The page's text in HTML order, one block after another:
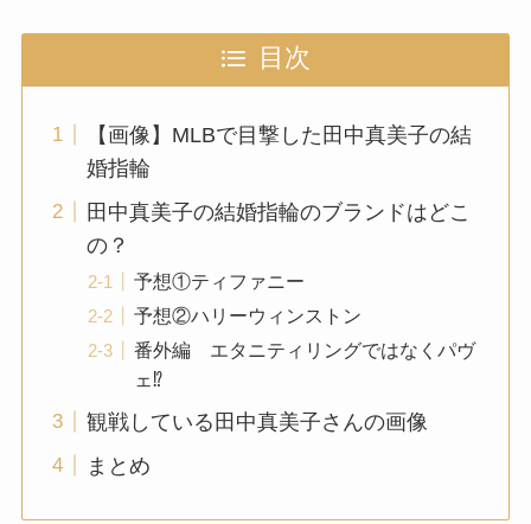
目次
【画像】MLBで目撃した田中真美子の結
婚指輪
田中真美子の結婚指輪のブランドはどこ
の？
予想①ティファニー
予想②ハリーウィンストン
番外編 エタニティリングではなくパヴ
ェ⁉
観戦している田中真美子さんの画像
まとめ